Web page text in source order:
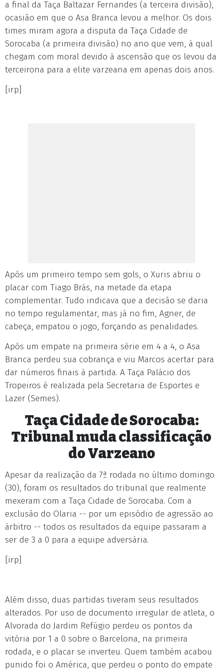
a final da Taça Baltazar Fernandes (a terceira divisão),
ocasião em que o Asa Branca levou a melhor. Os dois
times miram agora a disputa da Taça Cidade de
Sorocaba (a primeira divisão) no ano que vem, à qual
chegam com moral devido à ascensão que os levou da
terceirona para a elite varzeana em apenas dois anos.
[irp]
Após um primeiro tempo sem gols, o Xuris abriu o
placar com Tiago Brás, na metade da etapa
complementar. Tudo indicava que a decisão se daria
no tempo regulamentar, mas já no fim, Agner, de
cabeça, empatou o jogo, forçando as penalidades.
Após um empate na primeira série em 4 a 4, o Asa
Branca perdeu sua cobrança e viu Marcos acertar para
dar números finais à partida. A Taça Palácio dos
Tropeiros é realizada pela Secretaria de Esportes e
Lazer (Semes).
Taça Cidade de Sorocaba:
Tribunal muda classificação
do Varzeano
Apesar da realização da 7ª rodada no último domingo
(30), foram os resultados do tribunal que realmente
mexeram com a Taça Cidade de Sorocaba. Com a
exclusão do Olaria -- por um episódio de agressão ao
árbitro -- todos os resultados da equipe passaram a
ser de 3 a 0 para a equipe adversária.
[irp]
Além disso, duas partidas tiveram seus resultados
alterados. Por uso de documento irregular de atleta, o
Alvorada do Jardim Refúgio perdeu os pontos da
vitória por 1 a 0 sobre o Barcelona, na primeira
rodada, e o placar se inverteu. Quem também acabou
punido foi o América, que perdeu o ponto do empate